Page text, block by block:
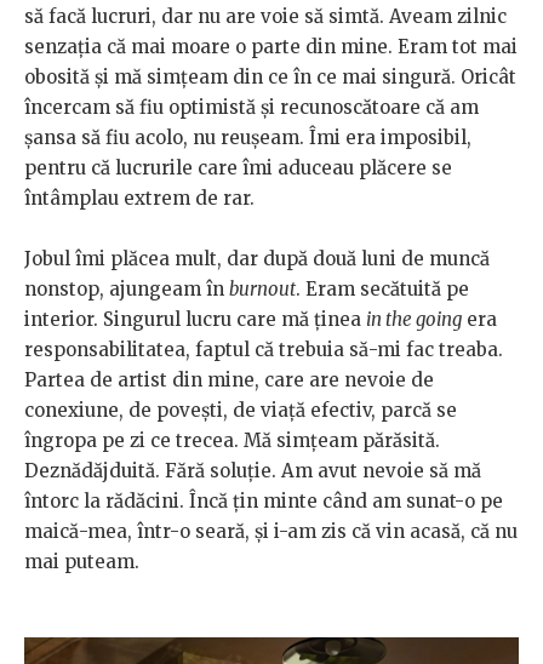
să facă lucruri, dar nu are voie să simtă. Aveam zilnic
senzația că mai moare o parte din mine. Eram tot mai
obosită și mă simțeam din ce în ce mai singură. Oricât
încercam să fiu optimistă și recunoscătoare că am
șansa să fiu acolo, nu reușeam. Îmi era imposibil,
pentru că lucrurile care îmi aduceau plăcere se
întâmplau extrem de rar.
Jobul îmi plăcea mult, dar după două luni de muncă
nonstop, ajungeam în burnout. Eram secătuită pe
interior. Singurul lucru care mă ținea in the going era
responsabilitatea, faptul că trebuia să-mi fac treaba.
Partea de artist din mine, care are nevoie de
conexiune, de povești, de viață efectiv, parcă se
îngropa pe zi ce trecea. Mă simțeam părăsită.
Deznădăjduită. Fără soluție. Am avut nevoie să mă
întorc la rădăcini. Încă țin minte când am sunat-o pe
maică-mea, într-o seară, și i-am zis că vin acasă, că nu
mai puteam.